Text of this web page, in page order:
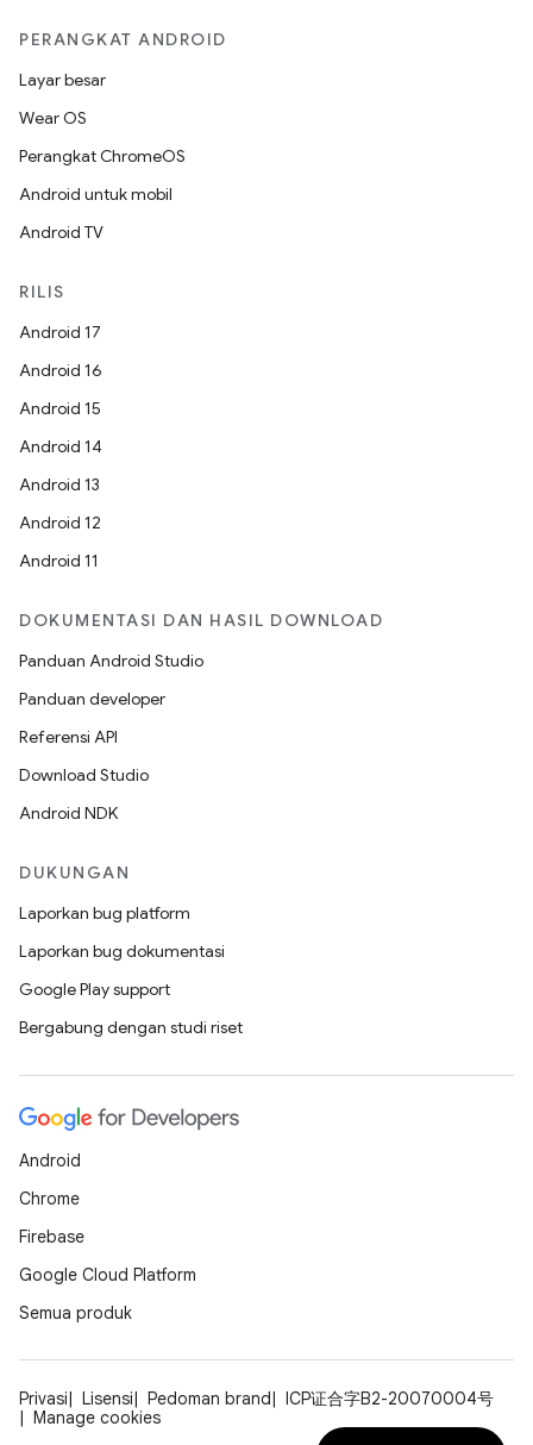
PERANGKAT ANDROID
Layar besar
Wear OS
Perangkat ChromeOS
Android untuk mobil
Android TV
RILIS
Android 17
Android 16
Android 15
Android 14
Android 13
Android 12
Android 11
DOKUMENTASI DAN HASIL DOWNLOAD
Panduan Android Studio
Panduan developer
Referensi API
Download Studio
Android NDK
DUKUNGAN
Laporkan bug platform
Laporkan bug dokumentasi
Google Play support
Bergabung dengan studi riset
Android
Chrome
Firebase
Google Cloud Platform
Semua produk
Privasi Lisensi Pedoman brand
ICP证合字B2-20070004号
Manage cookies